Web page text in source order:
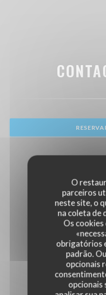
O
parceiros
neste site, o
na coleta de
Os
obrigatórios
padrão.
opcionais
opcionais